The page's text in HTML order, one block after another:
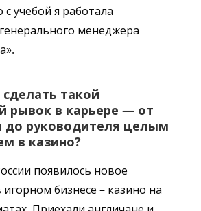
учебой я работала
менеджера
такой
рывок в карьере — от
до руководителя целым
в казино?
появилось новое
бизнесе – казино на